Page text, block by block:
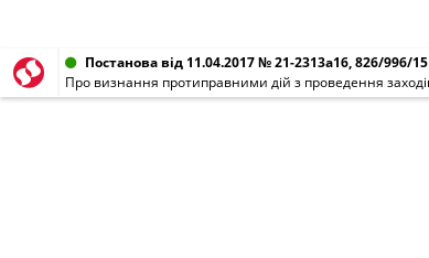
Постанова від 11.04.2017 № 21-2313а16, 826/996/15